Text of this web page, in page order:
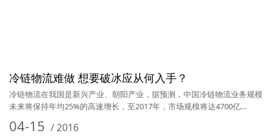
冷链物流难做 想要破冰应从何入手？
冷链物流在我国是新兴产业、朝阳产业，据预测，中国冷链物流业务规模
未来将保持年均25%的高速增长，至2017年，市场规模将达4700亿…
04-15 /2016